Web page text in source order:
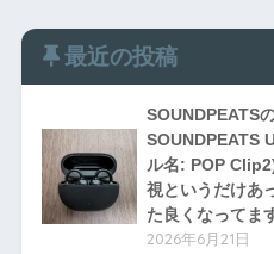
最近の投稿
SOUNDPEATS
SOUNDPEATS
ル名: POP
視というだけあ
た良くなってま
2026年6月21日